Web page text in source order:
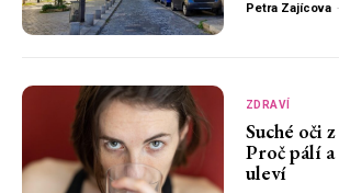
Petra Zajícova -
ZDRAVÍ
Suché oči
Proč pálí
uleví